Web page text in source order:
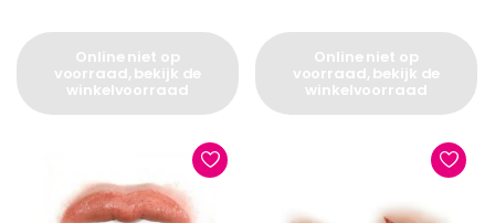
Online niet op
voorraad, bekijk de
winkelvoorraad
Online niet op
voorraad, bekijk de
winkelvoorraad